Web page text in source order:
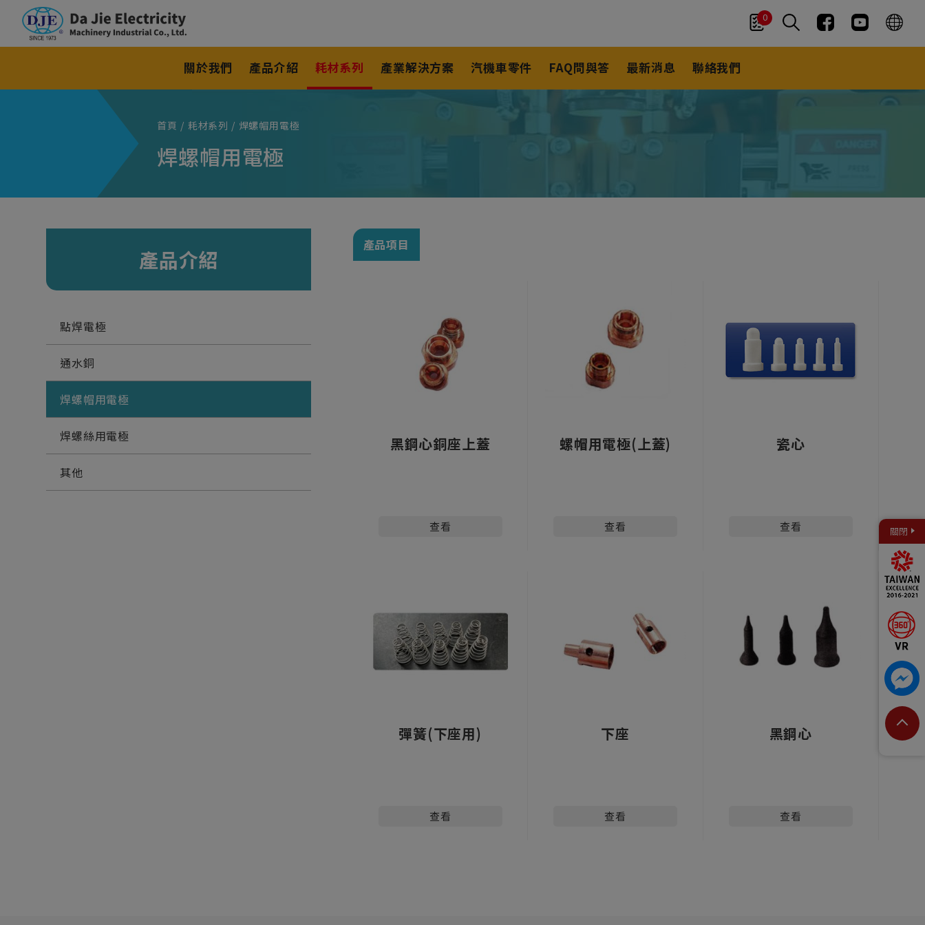
0
關於我們 產品介紹 耗材系列 產業解決方案 汽機車零件 FAQ問與答 最新消息 聯絡我們
首頁 耗材系列 焊螺帽用電極
焊螺帽用電極
產品介紹
點焊電極
通水銅
焊螺帽用電極
焊螺絲用電極
其他
產品項目
黑鋼心銅座上蓋
查看
螺帽用電極(上蓋)
查看
瓷心
查看
彈簧(下座用)
查看
下座
查看
黑鋼心
查看
關閉
Cookie管理面板